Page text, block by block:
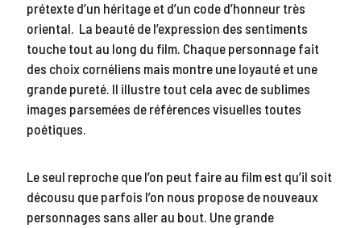
prétexte d’un héritage et d’un code d’honneur très
oriental. La beauté de l’expression des sentiments
touche tout au long du film. Chaque personnage fait
des choix cornéliens mais montre une loyauté et une
grande pureté. Il illustre tout cela avec de sublimes
images parsemées de références visuelles toutes
poétiques.
Le seul reproche que l’on peut faire au film est qu’il soit
décousu que parfois l’on nous propose de nouveaux
personnages sans aller au bout. Une grande